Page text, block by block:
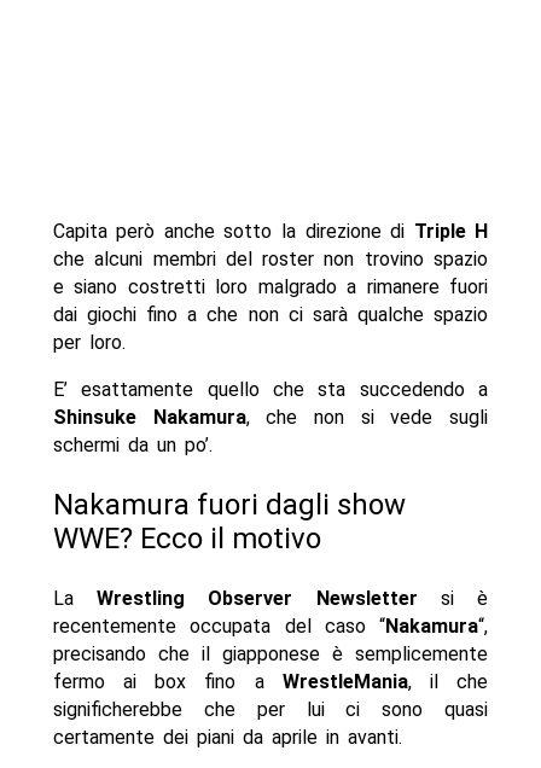
Capita però anche sotto la direzione di Triple H
che alcuni membri del roster non trovino spazio
e siano costretti loro malgrado a rimanere fuori
dai giochi fino a che non ci sarà qualche spazio
per loro.
E’ esattamente quello che sta succedendo a
Shinsuke Nakamura, che non si vede sugli
schermi da un po’.
Nakamura fuori dagli show
WWE? Ecco il motivo
LaWrestling Observer Newsletter si è
recentemente occupata del caso “Nakamura“,
precisando che il giapponese è semplicemente
fermo ai box fino a WrestleMania, il che
significherebbe che per lui ci sono quasi
certamente dei piani da aprile in avanti.